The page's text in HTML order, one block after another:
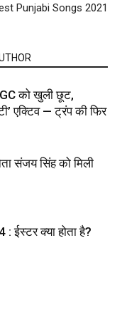
Punjabi Songs 2021
को खुली छूट,
एक्टिव — ट्रंप की फिर
संजय सिंह को मिली
क्या होता है?